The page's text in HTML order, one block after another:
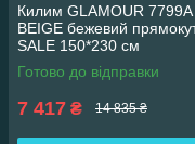
Килим GLAMOUR 7799A
BEIGE бежевий
SALE 150*230 см
Готово до відправки
7 417 ₴ 14 835 ₴